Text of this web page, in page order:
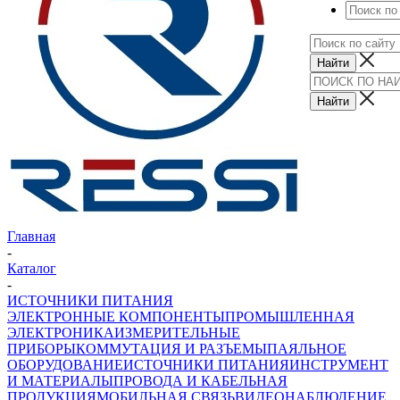
Главная
-
Каталог
-
ИСТОЧНИКИ ПИТАНИЯ
ЭЛЕКТРОННЫЕ КОМПОНЕНТЫПРОМЫШЛЕННАЯ
ЭЛЕКТРОНИКАИЗМЕРИТЕЛЬНЫЕ
ПРИБОРЫКОММУТАЦИЯ И РАЗЪЕМЫПАЯЛЬНОЕ
ОБОРУДОВАНИЕИСТОЧНИКИ ПИТАНИЯИНСТРУМЕНТ
И МАТЕРИАЛЫПРОВОДА И КАБЕЛЬНАЯ
ПРОДУКЦИЯМОБИЛЬНАЯ СВЯЗЬВИДЕОНАБЛЮДЕНИЕ